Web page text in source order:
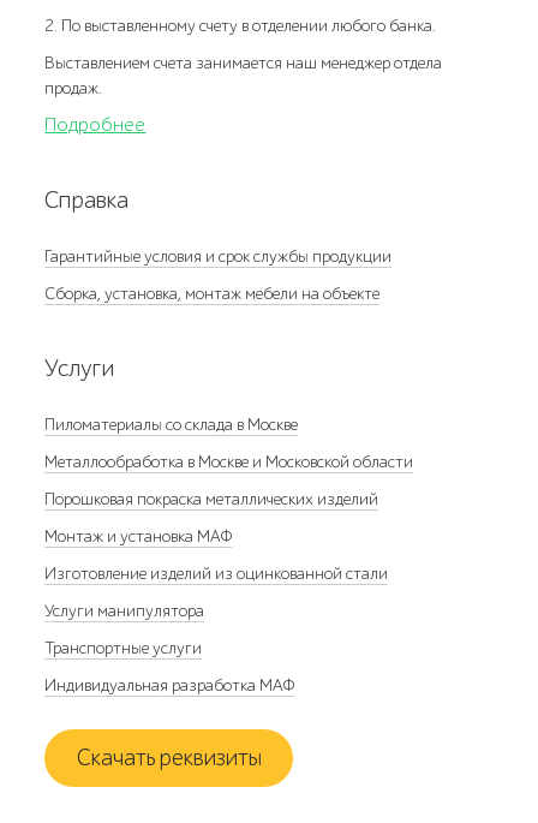
2. По выставленному счету в отделении любого банка.
Выставлением счета занимается наш менеджер отдела
продаж.
Подробнее
Справка
Гарантийные условия и срок службы продукции
Сборка, установка, монтаж мебели на объекте
Услуги
Пиломатериалы со склада в Москве
Металлообработка в Москве и Московской области
Порошковая покраска металлических изделий
Монтаж и установка МАФ
Изготовление изделий из оцинкованной стали
Услуги манипулятора
Транспортные услуги
Индивидуальная разработка МАФ
Скачать реквизиты